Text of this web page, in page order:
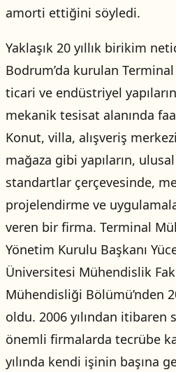
amorti ettiğini söyledi.
Yaklaşık 20 yıllık birikim
Bodrum’da kurulan
ticari ve endüstriyel
mekanik tesisat alanında
Konut, villa, alışveriş
mağaza gibi yapıların,
standartlar çerçevesinde,
projelendirme ve
veren bir firma. Terminal
Yönetim Kurulu Başkanı
Üniversitesi Mühendislik
Mühendisliği Bölümü’nden
oldu. 2006 yılından itibaren
önemli firmalarda tecrübe
yılında kendi işinin başına